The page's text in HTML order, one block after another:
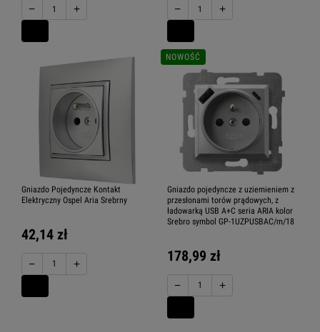
− + − +
Gniazdo Pojedyncze Kontakt
Elektryczny Ospel Aria Srebrny
42,14 zł
− +
Gniazdo pojedyncze z uziemieniem z
przesłonami torów prądowych, z
ładowarką USB A+C seria ARIA kolor
Srebro symbol GP-1UZPUSBAC/m/18
178,99 zł
− +
NOWOŚĆ